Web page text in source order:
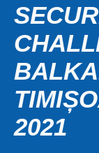
2021